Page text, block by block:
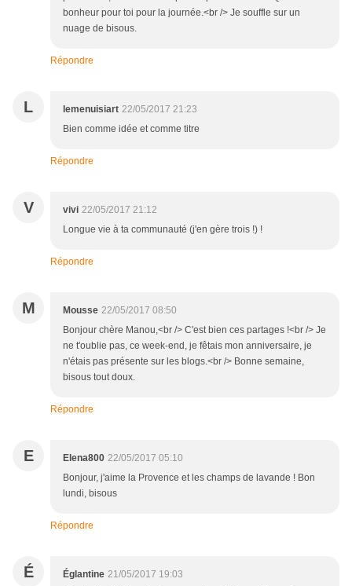
bonheur pour toi pour la journée.<br /> Je souffle sur un
nuage de bisous.
Répondre
L lemenuisiart 22/05/2017 21:23
Bien comme idée et comme titre
Répondre
V vivi 22/05/2017 21:12
Longue vie à ta communauté (j'en gère trois !) !
Répondre
M Mousse 22/05/2017 08:50
Bonjour chère Manou,<br /> C'est bien ces partages !<br /> Je
ne t'oublie pas, ce week-end, je fêtais mon anniversaire, je
n'étais pas présente sur les blogs.<br /> Bonne semaine,
bisous tout doux.
Répondre
E Elena800 22/05/2017 05:10
Bonjour, j'aime la Provence et les champs de lavande ! Bon
lundi, bisous
Répondre
É Églantine 21/05/2017 19:03